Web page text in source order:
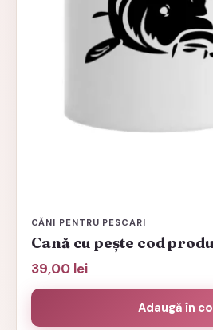
CĂNI PENTRU PESCARI
Cană cu pește cod
39,00 lei
Adaugă în